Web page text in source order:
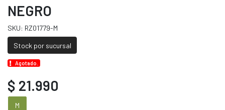
NEGRO
SKU: RZ01779-M
Stock por sucursal
Agotado.
$ 21.990
M